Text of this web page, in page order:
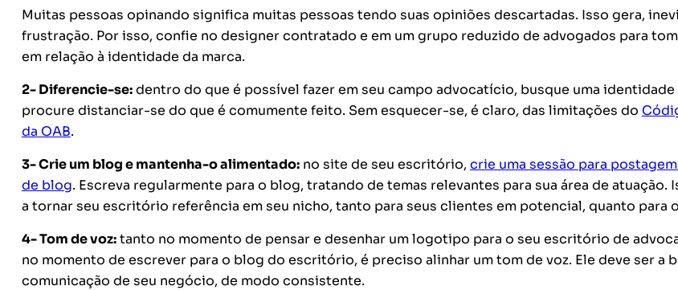
Muitas pessoas opinando significa muitas pessoas tendo suas opiniões descartadas. Isso gera,
frustração. Por isso, confie no designer contratado e em um grupo reduzido de advogados para
em relação à identidade da marca.
2- Diferencie-se:dentro do que é possível fazer em seu campo advocatício, busque uma
procure distanciar-se do que é comumente feito. Sem esquecer-se, é claro, das limitações do
da OAB.
3- Crie um blog e mantenha-o alimentado:no site de seu escritório, crie uma sessão para
de blog. Escreva regularmente para o blog, tratando de temas relevantes para sua área de atuação.
a tornar seu escritório referência em seu nicho, tanto para seus clientes em potencial, quanto para
4- Tom de voz:tanto no momento de pensar e desenhar um logotipo para o seu escritório de
no momento de escrever para o blog do escritório, é preciso alinhar um tom de voz. Ele deve ser a
comunicação de seu negócio, de modo consistente.